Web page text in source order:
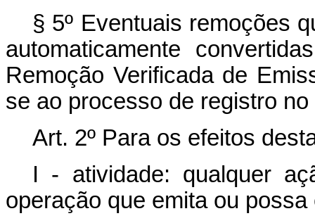
§ 5º Eventuais remoções
automaticamente
Remoção Verificada de
se ao processo de registro
Art. 2º Para os efeitos
I - atividade: qualquer
operação que emita ou